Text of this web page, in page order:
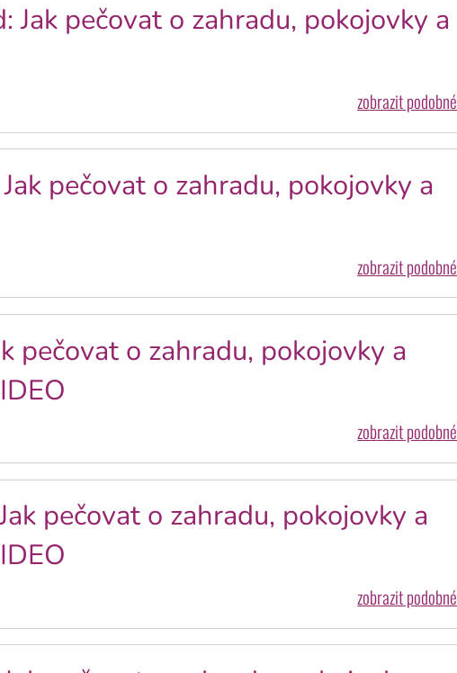
Jak pečovat o zahradu, pokojovky a
zobrazit podobné
pečovat o zahradu, pokojovky a
zobrazit podobné
pečovat o zahradu, pokojovky a
zobrazit podobné
pečovat o zahradu, pokojovky a
zobrazit podobné